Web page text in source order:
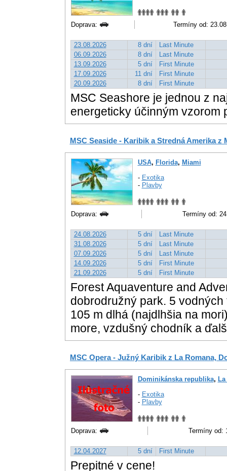
Doprava: Termíny od:
23.08.2026 8 dní
Last Minute
06.09.2026
8 dní
Last Minute
13.09.2026
5 dní
First Minute
17.09.2026
11 dní
First Minute
20.09.2026
8 dní First Minute
MSC Seashore je jednou z
energeticky účinným vzorom
MSC Seaside - Karibik a Stredná Amerika z
USA, Florida, Miami
- Exotika
- Plavby
Doprava: Termíny od:
24.08.2026 5 dní
Last Minute
31.08.2026
5 dní
Last Minute
07.09.2026
5 dní
Last Minute
14.09.2026
5 dní
First Minute
21.09.2026
5 dní First Minute
Forest Aquaventure and
dobrodružný park. 5
105 m dlhá (najdlhšia na
more, vzdušný chodník a
MSC Opera - Južný Karibik z La Romana,
Dominikánska republika,
- Exotika
- Plavby
Doprava: Termíny od:
12.04.2027 5 dní First Minute
Prepitné v cene!